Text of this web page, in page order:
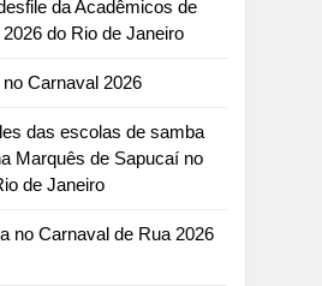
da Acadêmicos de
do Rio de Janeiro
Carnaval 2026
das escolas de samba
Marquês de Sapucaí no
de Janeiro
no Carnaval de Rua 2026